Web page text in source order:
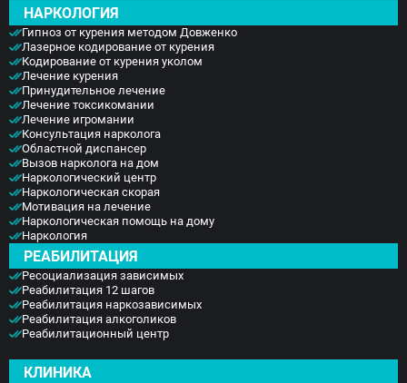
НАРКОЛОГИЯ
Гипноз от курения методом Довженко
Лазерное кодирование от курения
Кодирование от курения уколом
Лечение курения
Принудительное лечение
Лечение токсикомании
Лечение игромании
Консультация нарколога
Областной диспансер
Вызов нарколога на дом
Наркологический центр
Наркологическая скорая
Мотивация на лечение
Наркологическая помощь на дому
Наркология
РЕАБИЛИТАЦИЯ
Ресоциализация зависимых
Реабилитация 12 шагов
Реабилитация наркозависимых
Реабилитация алкоголиков
Реабилитационный центр
КЛИНИКА